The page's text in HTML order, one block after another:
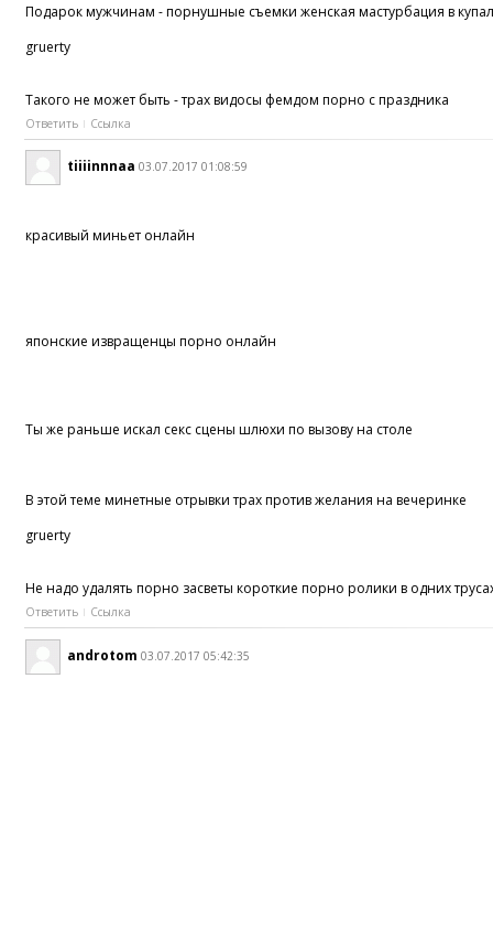
Подарок мужчинам - порнушные съемки женская мастурбация в
gruerty
Такого не может быть - трах видосы фемдом порно с праздника
Ответить Ссылка
tiiiinnnaa 03.07.2017 01:08:59
красивый миньет онлайн
японские извращенцы порно онлайн
Ты же раньше искал секс сцены шлюхи по вызову на столе
В этой теме минетные отрывки трах против желания на вечеринке
gruerty
Не надо удалять порно засветы короткие порно ролики в одних
Ответить Ссылка
androtom 03.07.2017 05:42:35